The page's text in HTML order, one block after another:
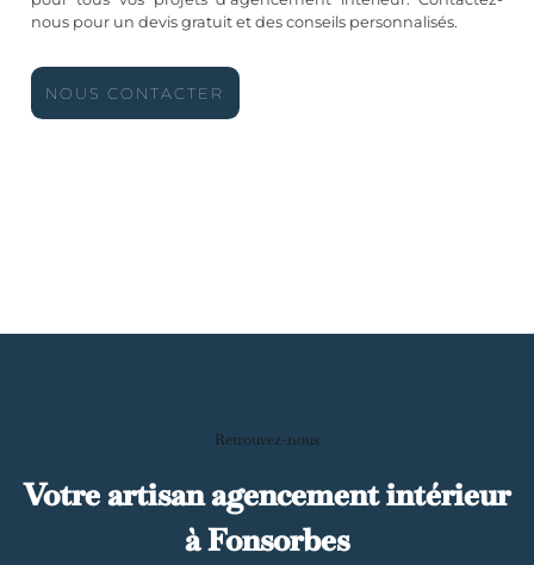
nous pour un devis gratuit et des conseils personnalisés.
NOUS CONTACTER
Retrouvez-nous
Votre artisan agencement intérieur
à Fonsorbes